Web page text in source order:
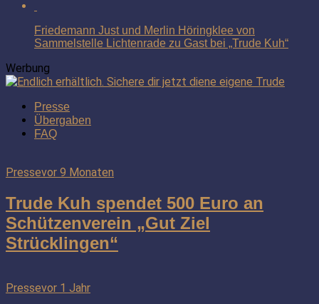
Friedemann Just und Merlin Höringklee von
Sammelstelle Lichtenrade zu Gast bei „Trude Kuh“
Werbung
Presse
Übergaben
FAQ
Pressevor 9 Monaten
Trude Kuh spendet 500 Euro an
Schützenverein „Gut Ziel
Strücklingen“
Pressevor 1 Jahr